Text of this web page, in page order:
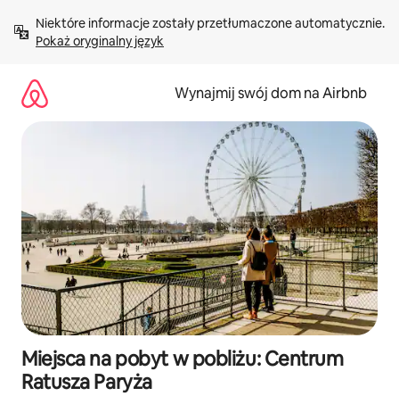
treści Pokaż oryginalny język
Wynajmij swój dom na Airbnb
Miejsca na pobyt w pobliżu: Centrum
Ratusza Paryża